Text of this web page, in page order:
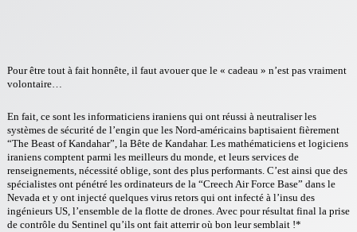
Pour être tout à fait honnête, il faut avouer que le « cadeau » n’est pas vraiment
volontaire…
En fait, ce sont les informaticiens iraniens qui ont réussi à neutraliser les
systèmes de sécurité de l’engin que les Nord-américains baptisaient fièrement
“The Beast of Kandahar”, la Bête de Kandahar. Les mathématiciens et logiciens
iraniens comptent parmi les meilleurs du monde, et leurs services de
renseignements, nécessité oblige, sont des plus performants. C’est ainsi que des
spécialistes ont pénétré les ordinateurs de la “Creech Air Force Base” dans le
Nevada et y ont injecté quelques virus retors qui ont infecté à l’insu des
ingénieurs US, l’ensemble de la flotte de drones. Avec pour résultat final la prise
de contrôle du Sentinel qu’ils ont fait atterrir où bon leur semblait !*